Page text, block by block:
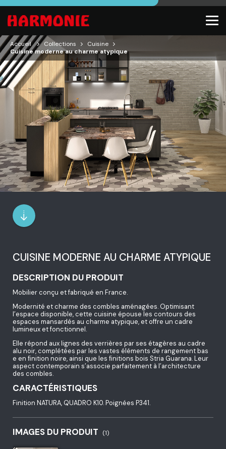
Accueil Collections
Cuisine
Cuisine moderne au charme atypique
CUISINE MODERNE AU CHARME ATYPIQUE
DESCRIPTION DU PRODUIT
Mobilier conçu et fabriqué en France.
Modernité et charme des combles aménagées. Optimisant
l’espace disponible, cette cuisine épouse les contours des
espaces mansardés au charme atypique, et offre un cadre
lumineux et fonctionnel.
Elle répond aux lignes des verrières par ses étagères au cadre
alu noir, complétées par les vastes éléments de rangement bas
e en ﬁnition noire, ainsi que les ﬁnitions bois Stria Guarana. Leur
aspect contemporain s’associe parfaitement à l’architecture
des combles.
CARACTÉRISTIQUES
Finition NATURA, QUADRO K10. Poignées P341.
IMAGES DU PRODUIT (1)